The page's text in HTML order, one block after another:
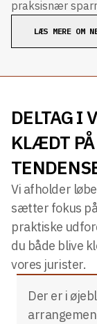
praksisnær
LÆS MERE OM
DELTAG I
KLÆDT PÅ
Vi afholder
sætter fokus
praktiske
du både blive
vores jurister.
Der er i